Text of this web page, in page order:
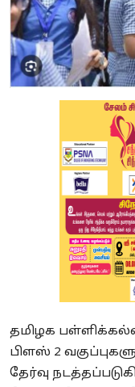
தமிழக
பிளஸ் 2
தேர்வு